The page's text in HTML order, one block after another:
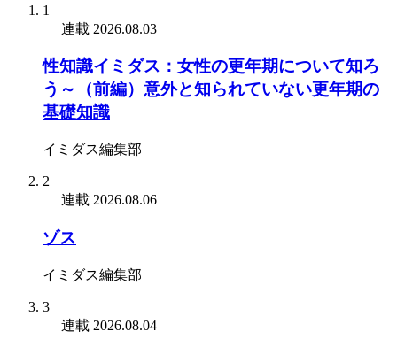
1
連載 2026.08.03
性知識イミダス：女性の更年期について知ろ
う～（前編）意外と知られていない更年期の
基礎知識
イミダス編集部
2
連載 2026.08.06
ゾス
イミダス編集部
3
連載 2026.08.04